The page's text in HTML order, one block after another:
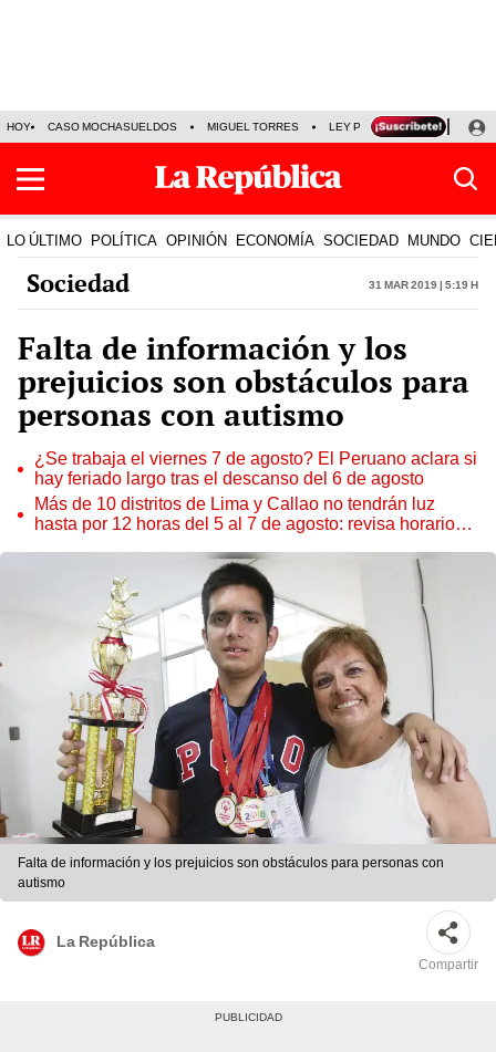
HOY CASO MOCHASUELDOS MIGUEL TORRES LEY PULPÍN PRECIO DEL
LO ÚLTIMO POLÍTICA OPINIÓN ECONOMÍA SOCIEDAD MUNDO
Sociedad 31 Mar 2019 | 5:19 h
Falta de información y los
prejuicios son obstáculos para
personas con autismo
¿Se trabaja el viernes 7 de agosto? El Peruano aclara si
hay feriado largo tras el descanso del 6 de agosto
Más de 10 distritos de Lima y Callao no tendrán luz
hasta por 12 horas del 5 al 7 de agosto: revisa horarios y
Falta de información y los prejuicios son obstáculos para personas con
autismo
La República
Compartir